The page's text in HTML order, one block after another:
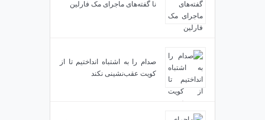
نا گفته‌های ماجرای مک فارلین
صدام را به اشتباه انداختیم تا از
کویت عقب‌نشینی نکند